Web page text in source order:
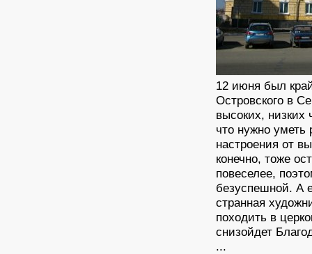
12 июня был
Островского в
высоких, низких
что нужно
настроения от
конечно, тоже
повеселее,
безуспешной. А
странная
походить в
снизойдет
...